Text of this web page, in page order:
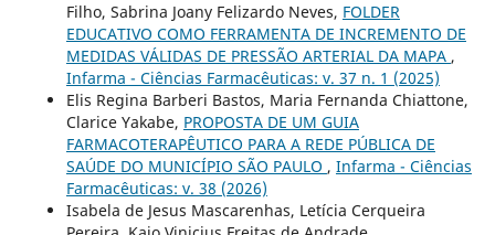
Filho, Sabrina Joany Felizardo Neves, FOLDER
EDUCATIVO COMO FERRAMENTA DE INCREMENTO DE
MEDIDAS VÁLIDAS DE PRESSÃO ARTERIAL DA MAPA ,
Infarma - Ciências Farmacêuticas: v. 37 n. 1 (2025)
Elis Regina Barberi Bastos, Maria Fernanda Chiattone,
Clarice Yakabe, PROPOSTA DE UM GUIA
FARMACOTERAPÊUTICO PARA A REDE PÚBLICA DE
SAÚDE DO MUNICÍPIO SÃO PAULO , Infarma - Ciências
Farmacêuticas: v. 38 (2026)
Isabela de Jesus Mascarenhas, Letícia Cerqueira